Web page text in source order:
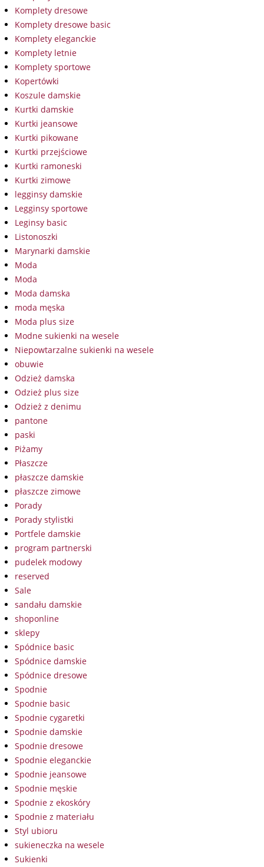
Komplety dresowe
Komplety dresowe basic
Komplety eleganckie
Komplety letnie
Komplety sportowe
Kopertówki
Koszule damskie
Kurtki damskie
Kurtki jeansowe
Kurtki pikowane
Kurtki przejściowe
Kurtki ramoneski
Kurtki zimowe
legginsy damskie
Legginsy sportowe
Leginsy basic
Listonoszki
Marynarki damskie
Moda
Moda
Moda damska
moda męska
Moda plus size
Modne sukienki na wesele
Niepowtarzalne sukienki na wesele
obuwie
Odzież damska
Odzież plus size
Odzież z denimu
pantone
paski
Piżamy
Płaszcze
płaszcze damskie
płaszcze zimowe
Porady
Porady stylistki
Portfele damskie
program partnerski
pudelek modowy
reserved
Sale
sandału damskie
shoponline
sklepy
Spódnice basic
Spódnice damskie
Spódnice dresowe
Spodnie
Spodnie basic
Spodnie cygaretki
Spodnie damskie
Spodnie dresowe
Spodnie eleganckie
Spodnie jeansowe
Spodnie męskie
Spodnie z ekoskóry
Spodnie z materiału
Styl ubioru
sukieneczka na wesele
Sukienki